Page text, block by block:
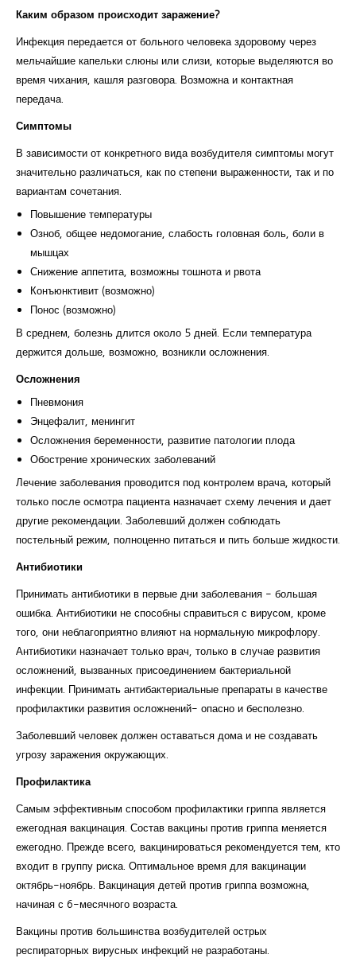
Каким образом происходит заражение?
Инфекция передается от больного человека здоровому через
мельчайшие капельки слюны или слизи, которые выделяются во
время чихания, кашля разговора. Возможна и контактная
передача.
Симптомы
В зависимости от конкретного вида возбудителя симптомы могут
значительно различаться, как по степени выраженности, так и по
вариантам сочетания.
Повышение температуры
Озноб, общее недомогание, слабость головная боль, боли в
мышцах
Снижение аппетита, возможны тошнота и рвота
Конъюнктивит (возможно)
Понос (возможно)
В среднем, болезнь длится около 5 дней. Если температура
держится дольше, возможно, возникли осложнения.
Осложнения
Пневмония
Энцефалит, менингит
Осложнения беременности, развитие патологии плода
Обострение хронических заболеваний
Лечение заболевания проводится под контролем врача, который
только после осмотра пациента назначает схему лечения и дает
другие рекомендации. Заболевший должен соблюдать
постельный режим, полноценно питаться и пить больше жидкости.
Антибиотики
Принимать антибиотики в первые дни заболевания - большая
ошибка. Антибиотики не способны справиться с вирусом, кроме
того, они неблагоприятно влияют на нормальную микрофлору.
Антибиотики назначает только врач, только в случае развития
осложнений, вызванных присоединением бактериальной
инфекции. Принимать антибактериальные препараты в качестве
профилактики развития осложнений- опасно и бесполезно.
Заболевший человек должен оставаться дома и не создавать
угрозу заражения окружающих.
Профилактика
Самым эффективным способом профилактики гриппа является
ежегодная вакцинация. Состав вакцины против гриппа меняется
ежегодно. Прежде всего, вакцинироваться рекомендуется тем, кто
входит в группу риска. Оптимальное время для вакцинации
октябрь-ноябрь. Вакцинация детей против гриппа возможна,
начиная с 6-месячного возраста.
Вакцины против большинства возбудителей острых
респираторных вирусных инфекций не разработаны.